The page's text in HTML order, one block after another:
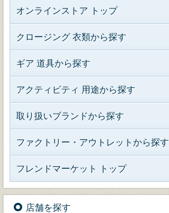
オンラインストア トップ
クロージング 衣類から探す
ギア 道具から探す
アクティビティ 用途から探す
取り扱いブランドから探す
ファクトリー・アウトレットから探す
フレンドマーケット トップ
店舗を探す